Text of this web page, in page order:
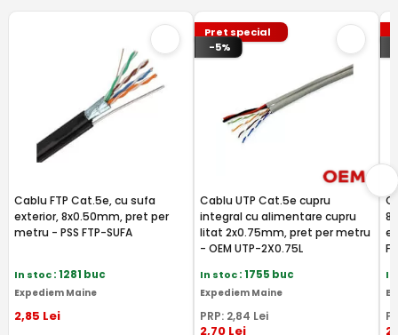
Cablu FTP Cat.5e, cu sufa
exterior, 8x0.50mm, pret per
metru - PSS FTP-SUFA
In stoc: 1281 buc
Expediem Maine
2,85 Lei
Pret special
-5%
Cablu UTP Cat.5e cupru
integral cu alimentare cupru
litat 2x0.75mm, pret per metru
- OEM UTP-2X0.75L
In stoc: 1755 buc
Expediem Maine
PRP: 2,84 Lei
2,70Lei 2